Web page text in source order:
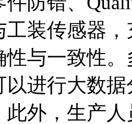
工装传感器
性与一致性
以进行大数
此外，生产